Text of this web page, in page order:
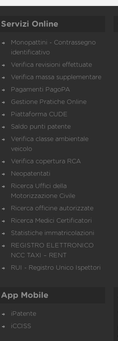
Servizi Online
Monopattini - Contrassegno
identificativo
Verifica revisioni effettuate
Verifica massa supplementare
Pagamenti PagoPA
Gestione Pratiche Online
Piattaforma CUDE
Saldo punti patente
Verifica classe ambientale
veicolo
Verifica copertura RCA
Neopatentati
Ricerca Uffici della
Motorizzazione Civile
Ricerca officine autorizzate
Ricerca Medici Certificatori
Statistiche immatricolazioni
REGISTRO ELETTRONICO
NCC TAXI – RENT
RUI - Registro Unico Ispettori
App Mobile
iPatente
iCCISS